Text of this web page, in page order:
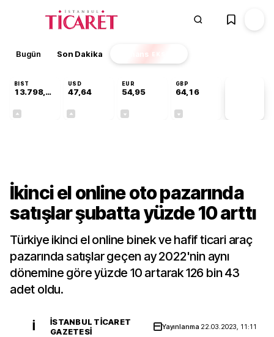
Bugün Son Dakika Finans EKSTRA
BIST
13.798,82
USD
47,64
EUR
54,95
GBP
64,16
İkinci el online oto pazarında
satışlar şubatta yüzde 10 arttı
Türkiye ikinci el online binek ve hafif ticari araç
pazarında satışlar geçen ay 2022'nin aynı
dönemine göre yüzde 10 artarak 126 bin 43
adet oldu.
İ
İSTANBUL TICARET
GAZETESI
Yayınlanma 22.03.2023, 11:11